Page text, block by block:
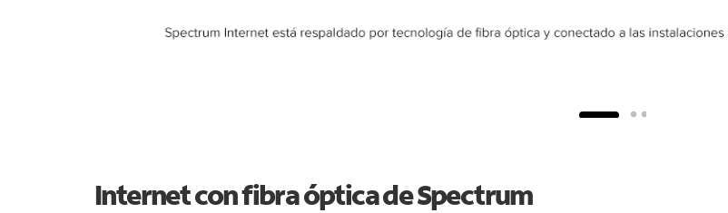
Internet con fibra óptica de Spectrum